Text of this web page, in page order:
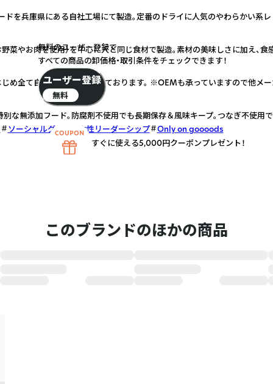
を兵庫県にある自社工場にて製造。定番のドライに人気のやわらかい系レ
菜やお肉を使用）を中心に人と同じ食材で製造。素材の美味しさに加え、食
め全て自社工場にて製造しております。 ※OEMも承っていますので他メ
な無添加フード。防腐剤不使用でも長期保存＆風味キープ。つなぎ不使用
ソーシャルグッド 女性リーダーシップ Only on goooods
このブランドのほかの商品
無料のユーザー登録で
すべての商品の卸価格・取引条件をチェックできます！
ユーザー登録
無料
すぐに使える5,000円クーポンプレゼント！